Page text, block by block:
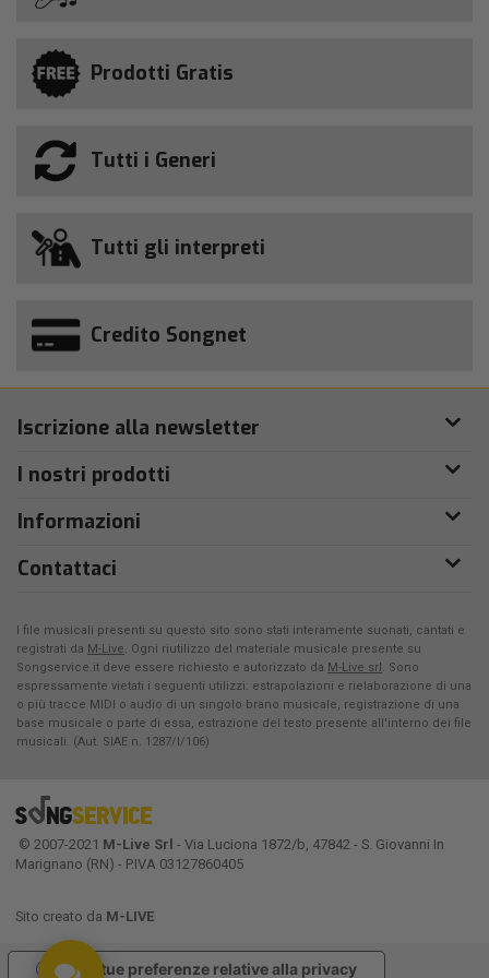
Prodotti Gratis
Tutti i Generi
Tutti gli interpreti
Credito Songnet
Iscrizione alla newsletter
I nostri prodotti
Informazioni
Contattaci
I file musicali presenti su questo sito sono stati interamente suonati, cantati e
registrati da M-Live. Ogni riutilizzo del materiale musicale presente su
Songservice.it deve essere richiesto e autorizzato da M-Live srl. Sono
espressamente vietati i seguenti utilizzi: estrapolazioni e rielaborazione di una
o più tracce MIDI o audio di un singolo brano musicale, registrazione di una
base musicale o parte di essa, estrazione del testo presente all'interno dei file
musicali. (Aut. SIAE n. 1287/I/106)
© 2007-2021 M-Live Srl - Via Luciona 1872/b, 47842 - S. Giovanni In
Marignano (RN) - P.IVA 03127860405
Sito creato da M-LIVE
Le tue preferenze relative alla privacy